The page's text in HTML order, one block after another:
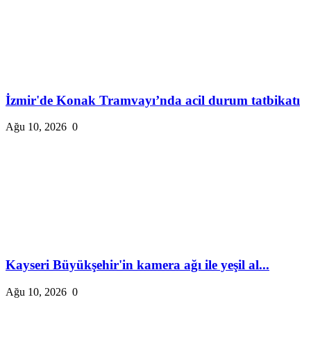
İzmir'de Konak Tramvayı’nda acil durum tatbikatı
Ağu 10, 2026 0
Kayseri Büyükşehir'in kamera ağı ile yeşil al...
Ağu 10, 2026 0